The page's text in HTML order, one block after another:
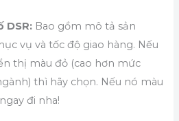
DSR: Bao gồm mô tả sản
vụ và tốc độ giao hàng. Nếu
thị màu đỏ (cao hơn mức
thì hãy chọn. Nếu nó màu
đi nha!